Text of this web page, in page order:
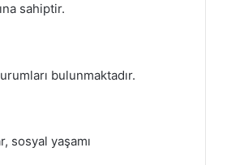
sahiptir.
bulunmaktadır.
sosyal yaşamı